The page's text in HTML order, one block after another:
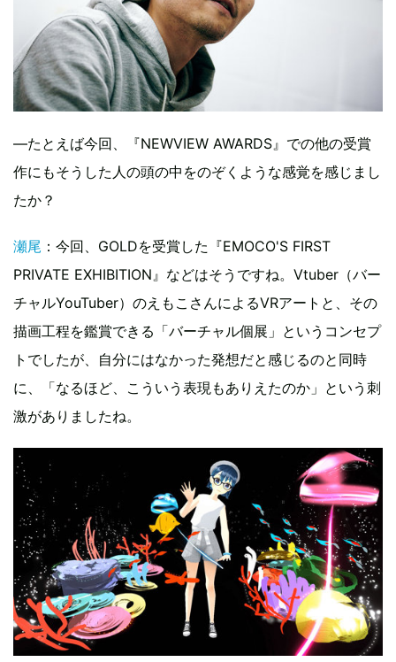
—たとえば今回、『NEWVIEW AWARDS』での他の受賞
作にもそうした人の頭の中をのぞくような感覚を感じまし
たか？
瀬尾 ：今回、GOLDを受賞した『EMOCO'S FIRST
PRIVATE EXHIBITION』などはそうですね。Vtuber（バー
チャルYouTuber）のえもこさんによるVRアートと、その
描画工程を鑑賞できる「バーチャル個展」というコンセプ
トでしたが、自分にはなかった発想だと感じるのと同時
に、「なるほど、こういう表現もありえたのか」という刺
激がありましたね。